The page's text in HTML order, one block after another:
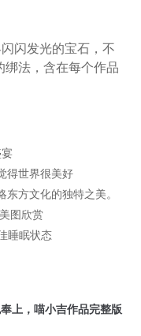
闪发光的宝石，不
法，含在每个作品
得世界很美好
方文化的独特之美。
图欣赏
睡眠状态
上，喵小吉作品完整版